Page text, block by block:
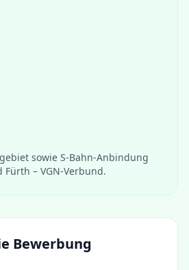
sowie S-Bahn-Anbindung
– VGN-Verbund.
Bewerbung